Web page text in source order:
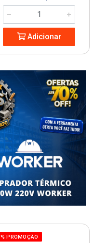
Adicionar
% PROMOÇÃO